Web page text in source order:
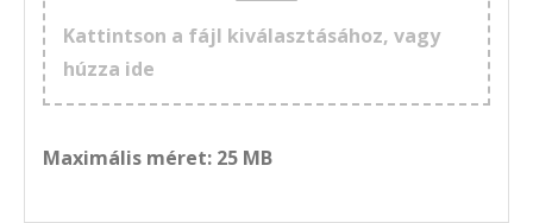
Kattintson a fájl kiválasztásához, vagy
húzza ide
Maximális méret: 25 MB